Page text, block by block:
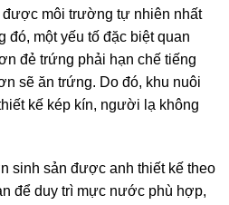
môi trường tự nhiên nhất
đó, một yếu tố đặc biệt quan
đẻ trứng phải hạn chế tiếng
sẽ ăn trứng. Do đó, khu nuôi
kế kép kín, người lạ không
sinh sản được anh thiết kế theo
để duy trì mực nước phù hợp,